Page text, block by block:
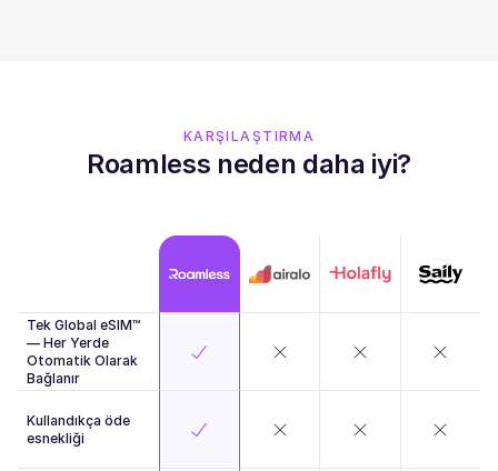
KARŞILAŞTIRMA
Roamless neden daha iyi?
Tek Global eSIM™
— Her Yerde
Otomatik Olarak
Bağlanır
Kullandıkça öde
esnekliği